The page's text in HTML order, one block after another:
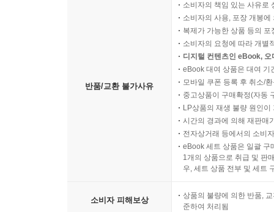
반품/교환 불가사유
소비자의 책임 있는 사유로
소비자의 사용, 포장 개봉
복제가 가능한 상품 등의
소비자의 요청에 따라 개별
디지털 컨텐츠인 eBook,
eBook 대여 상품은 대여 기
모바일 쿠폰 등록 후 취소/
중고상품이 구매확정(자동
LP상품의 재생 불량 원인
시간의 경과에 의해 재판매
전자상거래 등에서의 소비
eBook 세트 상품은 일괄 구
1개의 상품으로 취급 및 판
우, 세트 상품 전부 및 세트
소비자 피해보상
상품의 불량에 의한 반품,
준하여 처리됨